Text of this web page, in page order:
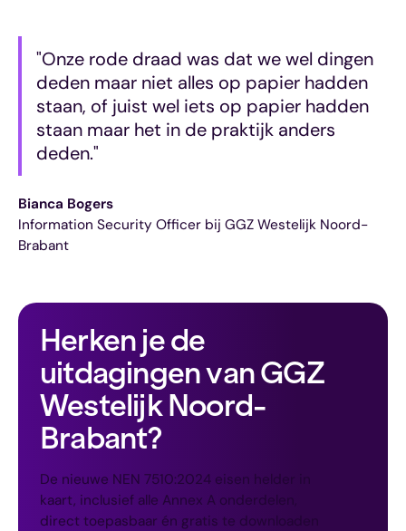
"Onze rode draad was dat we wel dingen
deden maar niet alles op papier hadden
staan, of juist wel iets op papier hadden
staan maar het in de praktijk anders
deden."
Bianca Bogers
Information Security Officer bij GGZ Westelijk Noord-
Brabant
Herken je de
uitdagingen van GGZ
Westelijk Noord-
Brabant?
De nieuwe NEN 7510:2024 eisen helder in
kaart, inclusief alle Annex A onderdelen,
direct toepasbaar én gratis te downloaden